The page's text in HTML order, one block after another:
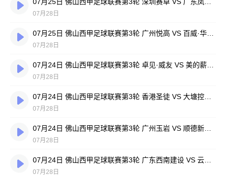
07月28日
07月28日
07月28日
07月28日
07月28日
07月28日